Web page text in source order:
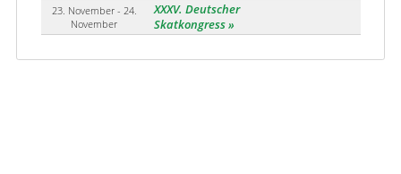
23. November - 24.
November
XXXV. Deutscher
Skatkongress